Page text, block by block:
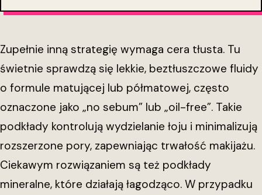
Zupełnie inną strategię wymaga cera tłusta. Tu
świetnie sprawdzą się lekkie, beztłuszczowe fluidy
o formule matującej lub półmatowej, często
oznaczone jako „no sebum” lub „oil-free”. Takie
podkłady kontrolują wydzielanie łoju i minimalizują
rozszerzone pory, zapewniając trwałość makijażu.
Ciekawym rozwiązaniem są też podkłady
mineralne, które działają łagodząco. W przypadku